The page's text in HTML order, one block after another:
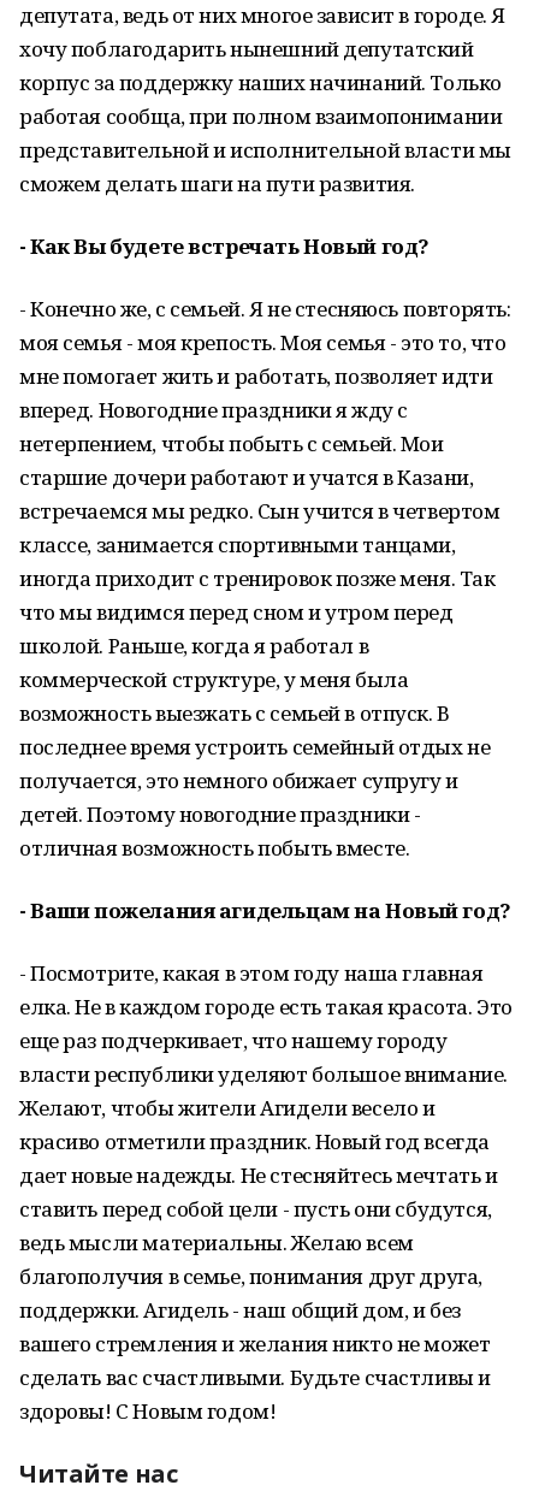
депутата, ведь от них многое зависит в городе. Я
хочу поблагодарить нынешний депутатский
корпус за поддержку наших начинаний. Только
работая сообща, при полном взаимопонимании
представительной и исполнительной власти мы
сможем делать шаги на пути развития.
- Как Вы будете встречать Новый год?
- Конечно же, с семьей. Я не стесняюсь повторять:
моя семья - моя крепость. Моя семья - это то, что
мне помогает жить и работать, позволяет идти
вперед. Новогодние праздники я жду с
нетерпением, чтобы побыть с семьей. Мои
старшие дочери работают и учатся в Казани,
встречаемся мы редко. Сын учится в четвертом
классе, занимается спортивными танцами,
иногда приходит с тренировок позже меня. Так
что мы видимся перед сном и утром перед
школой. Раньше, когда я работал в
коммерческой структуре, у меня была
возможность выезжать с семьей в отпуск. В
последнее время устроить семейный отдых не
получается, это немного обижает супругу и
детей. Поэтому новогодние праздники -
отличная возможность побыть вместе.
- Ваши пожелания агидельцам на Новый год?
- Посмотрите, какая в этом году наша главная
елка. Не в каждом городе есть такая красота. Это
еще раз подчеркивает, что нашему городу
власти республики уделяют большое внимание.
Желают, чтобы жители Агидели весело и
красиво отметили праздник. Новый год всегда
дает новые надежды. Не стесняйтесь мечтать и
ставить перед собой цели - пусть они сбудутся,
ведь мысли материальны. Желаю всем
благополучия в семье, понимания друг друга,
поддержки. Агидель - наш общий дом, и без
вашего стремления и желания никто не может
сделать вас счастливыми. Будьте счастливы и
здоровы! С Новым годом!
Читайте нас